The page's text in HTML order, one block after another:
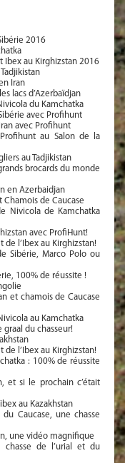
2016
Ibex au Kirghizstan 2016
Iran
lacs d’Azerbaïdjan
du Kamchatka
avec Profihunt
avec Profihunt
au Salon de la
au Tadjikistan
brocards du monde
en Azerbaidjan
Chamois de Caucase
Nivicola de Kamchatka
avec ProfiHunt!
de l’Ibex au Kirghizstan!
Sibérie, Marco Polo ou
100% de réussite !
et chamois de Caucase
au Kamchatka
graal du chasseur!
de l’Ibex au Kirghizstan!
: 100% de réussite
et si le prochain c’était
au Kazakhstan
Caucase, une chasse
une vidéo magnifique
de l’urial et du